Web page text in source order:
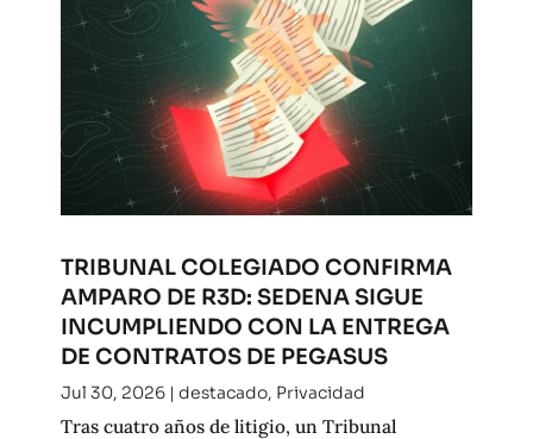
TRIBUNAL COLEGIADO CONFIRMA
AMPARO DE R3D: SEDENA SIGUE
INCUMPLIENDO CON LA ENTREGA
DE CONTRATOS DE PEGASUS
Jul 30, 2026| destacado, Privacidad
Tras cuatro años de litigio, un Tribunal